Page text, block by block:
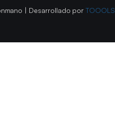
| Desarrollado porTOOOLS